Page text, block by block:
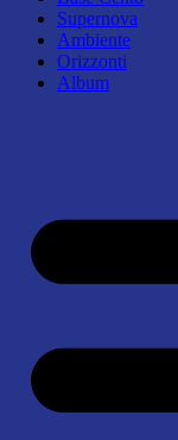
Supernova
Ambiente
Orizzonti
Album